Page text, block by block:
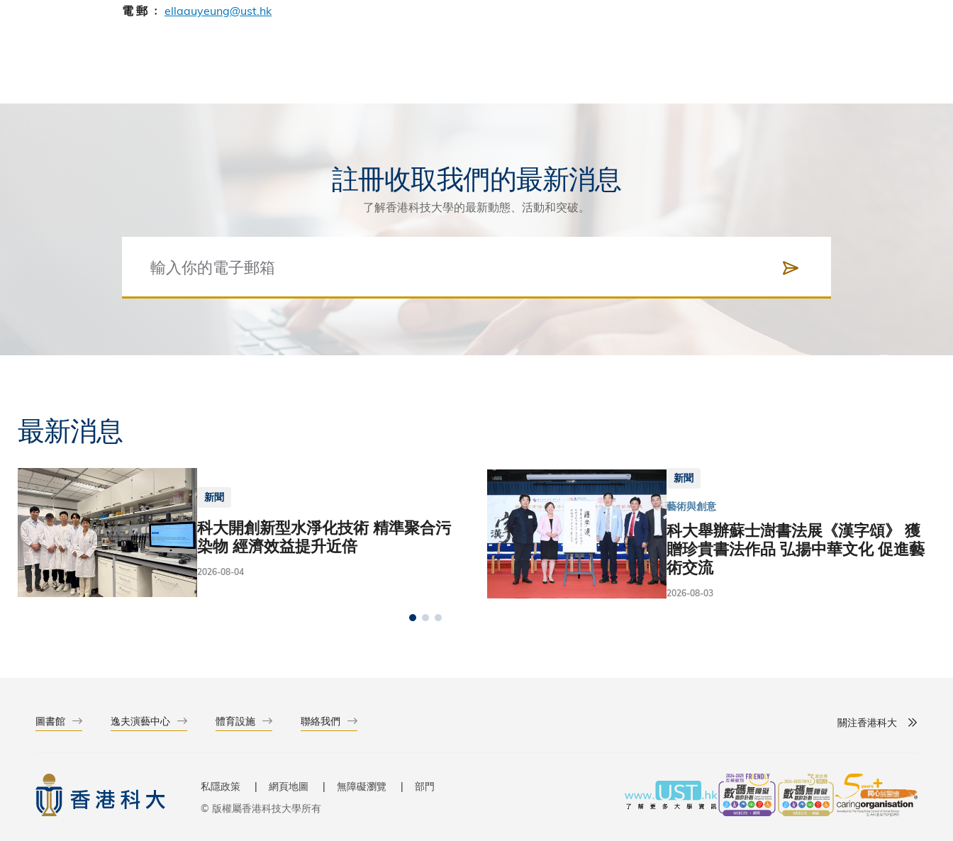
電 郵 ﹕ ellaauyeung@ust.hk
註冊收取我們的最新消息
了解香港科技大學的最新動態、活動和突破。
最新消息
新聞
科大開創新型水淨化技術 精準聚合污
染物 經濟效益提升近倍
2026-08-04
新聞
藝術與創意
科大舉辦蘇士澍書法展《漢字頌》 獲
贈珍貴書法作品 弘揚中華文化 促進藝
術交流
2026-08-03
圖書館 逸夫演藝中心 體育設施 聯絡我們 關注香港科大
私隱政策 網頁地圖 無障礙瀏覽
部門
© 版權屬香港科技大學所有